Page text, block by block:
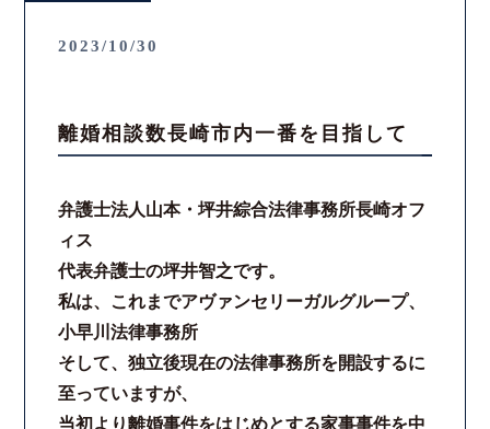
2023/10/30
離婚相談数長崎市内一番を目指して
弁護士法人山本・坪井綜合法律事務所長崎オフ
ィス
代表弁護士の坪井智之です。
私は、これまでアヴァンセリーガルグループ、
小早川法律事務所
そして、独立後現在の法律事務所を開設するに
至っていますが、
当初より離婚事件をはじめとする家事事件を中